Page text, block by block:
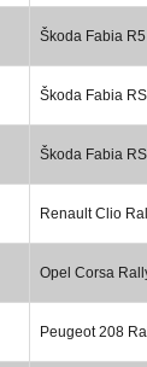
Škoda Fabia R5
Škoda Fabia
Škoda Fabia
Renault Clio
Opel Corsa
Peugeot 208